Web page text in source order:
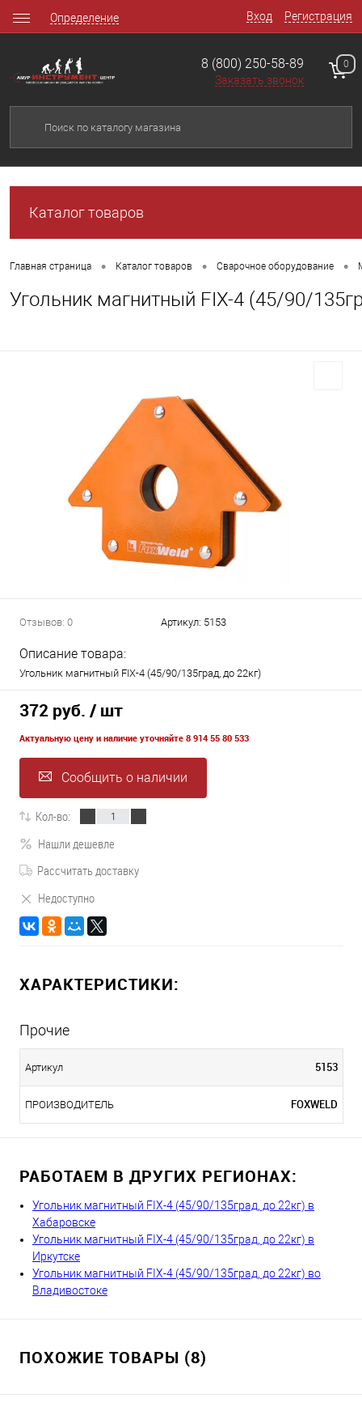
Вход Регистрация
Определение
8 (800) 250-58-89
Заказать звонок
0
Каталог товаров
Главная страница • Каталог товаров • Сварочное оборудование •
Угольник магнитный FIX-4 (45/90/
Отзывов: 0 Артикул: 5153
Описание товара:
Угольник магнитный FIX-4 (45/90/135град, до 22кг)
372 руб. / шт
Актуальную цену и наличие уточняйте 8 914 55 80 533
Сообщить о наличии
Кол-во:
Нашли дешевле
Рассчитать доставку
Недоступно
ХАРАКТЕРИСТИКИ:
Прочие
Артикул 5153
ПРОИЗВОДИТЕЛЬ FOXWELD
РАБОТАЕМ В ДРУГИХ РЕГИОНАХ:
Угольник магнитный FIX-4 (45/90/135град, до 22кг) в
Хабаровске
Угольник магнитный FIX-4 (45/90/135град, до 22кг) в
Иркутске
Угольник магнитный FIX-4 (45/90/135град, до 22кг) во
Владивостоке
ПОХОЖИЕ ТОВАРЫ (8)